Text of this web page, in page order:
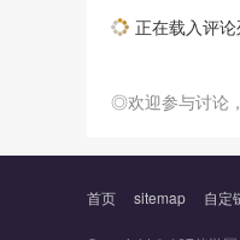
正在载入评论
◎欢迎参与讨论
首页 sitemap 自定